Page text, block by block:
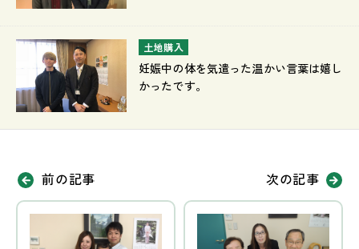
土地購入
妊娠中の体を気遣った温かい言葉は嬉し
かったです。
前の記事 次の記事